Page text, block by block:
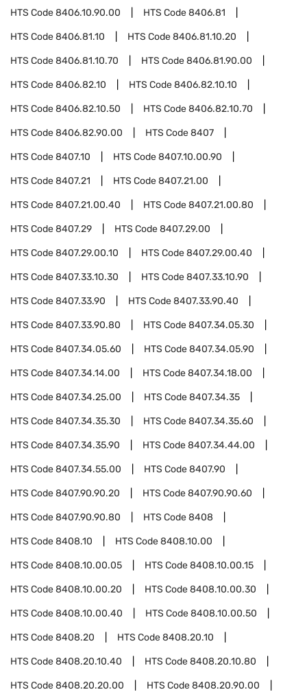
HTS Code8406.10.90.00 HTS Code8406.81
HTS Code8406.81.10 HTS Code8406.81.10.20
HTS Code8406.81.10.70 HTS Code8406.81.90.00
HTS Code8406.82.10 HTS Code8406.82.10.10
HTS Code8406.82.10.50 HTS Code8406.82.10.70
HTS Code8406.82.90.00 HTS Code8407
HTS Code8407.10 HTS Code8407.10.00.90
HTS Code8407.21 HTS Code8407.21.00
HTS Code8407.21.00.40 HTS Code8407.21.00.80
HTS Code8407.29 HTS Code8407.29.00
HTS Code8407.29.00.10 HTS Code8407.29.00.40
HTS Code8407.33.10.30 HTS Code8407.33.10.90
HTS Code8407.33.90 HTS Code8407.33.90.40
HTS Code8407.33.90.80 HTS Code8407.34.05.30
HTS Code8407.34.05.60 HTS Code8407.34.05.90
HTS Code8407.34.14.00 HTS Code8407.34.18.00
HTS Code8407.34.25.00 HTS Code8407.34.35
HTS Code8407.34.35.30 HTS Code8407.34.35.60
HTS Code8407.34.35.90 HTS Code8407.34.44.00
HTS Code8407.34.55.00 HTS Code8407.90
HTS Code8407.90.90.20 HTS Code8407.90.90.60
HTS Code8407.90.90.80 HTS Code8408
HTS Code8408.10 HTS Code8408.10.00
HTS Code8408.10.00.05 HTS Code8408.10.00.15
HTS Code8408.10.00.20 HTS Code8408.10.00.30
HTS Code8408.10.00.40 HTS Code8408.10.00.50
HTS Code8408.20 HTS Code8408.20.10
HTS Code8408.20.10.40 HTS Code8408.20.10.80
HTS Code8408.20.20.00 HTS Code8408.20.90.00